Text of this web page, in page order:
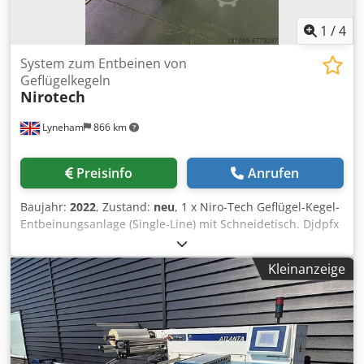
1 /4
Lyneham 866 km
System zum Entbeinen von
Geflügelkegeln
Nirotech
Preisinfo Anrufen
Baujahr: 2022, Zustand: neu, 1 x Niro-Tech Geflügel-Kegel-
Entbeinungsanlage (Single-Line) mit Schneidetisch. Djdpfx
Aehr Rp Dshyewa Mit automatischem Auswurf der leeren
Karkasse am Ende der Linie. Geschwindigkeit - Variable,
bis zu 700 Vögel / Stunde. Gesamtabmessungen - 5000mm
L x 900mm B x 1100mm H ungefähr. Elektrische
Versorgung - 400v, 50hz, 3 Phasen.
Kleinanzeige